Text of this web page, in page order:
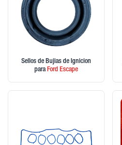
Sellos de Bujias de Ignicion
paraFord Escape